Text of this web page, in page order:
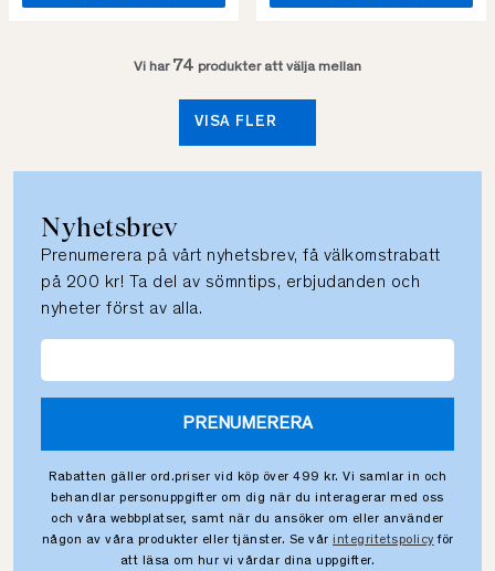
Vi har 74 produkter att välja mellan
VISA FLER
Nyhetsbrev
Prenumerera på vårt nyhetsbrev, få välkomstrabatt
på 200 kr! Ta del av sömntips, erbjudanden och
nyheter först av alla.
PRENUMERERA
Rabatten gäller ord.priser vid köp över 499 kr. Vi samlar in och
behandlar personuppgifter om dig när du interagerar med oss
och våra webbplatser, samt när du ansöker om eller använder
någon av våra produkter eller tjänster. Se vår integritetspolicy för
att läsa om hur vi vårdar dina uppgifter.